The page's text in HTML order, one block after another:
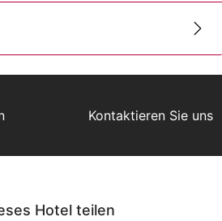
Kontaktieren Sie uns
Hotel teilen